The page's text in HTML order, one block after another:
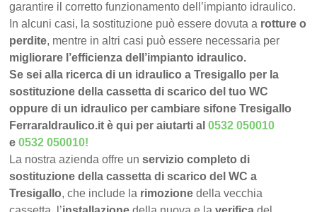
garantire il corretto funzionamento dell’impianto idraulico.
In alcuni casi, la sostituzione può essere dovuta a rotture o
perdite, mentre in altri casi può essere necessaria per
migliorare l’efficienza dell’impianto idraulico.
Se sei alla ricerca di un idraulico a Tresigallo per la
sostituzione della cassetta di scarico del tuo WC
oppure di un idraulico per cambiare sifone Tresigallo
FerraraIdraulico.it è qui per aiutarti al0532 050010
e0532 050010!
La nostra azienda offre unservizio completo di
sostituzione della cassetta di scarico del WC a
Tresigallo, che include la rimozione della vecchia